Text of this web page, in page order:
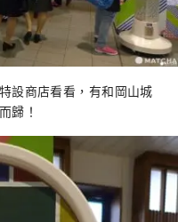
設商店看看，有和岡山城
歸！